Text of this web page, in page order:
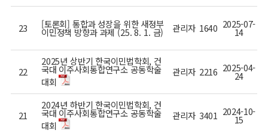
23 [토론회] 통합과 성장을 위한 새정부
이민정책 방향과 과제 (25. 8. 1. 금) 관리자 1640 2025-07-
14
22
2025년 상반기 한국이민법학회, 건
국대 이주사회통합연구소 공동학술
대회
관리자 2216 2025-04-
24
21
2024년 하반기 한국이민법학회, 건
국대 이주사회통합연구소 공동학술
대회
관리자 3401 2024-10-
15